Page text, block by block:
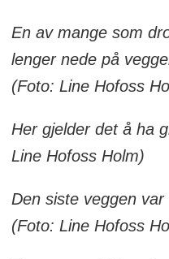
En av mange som
lenger nede på
(Foto: Line Hofoss
Her gjelder det å ha
Line Hofoss Holm)
Den siste veggen
(Foto: Line Hofoss